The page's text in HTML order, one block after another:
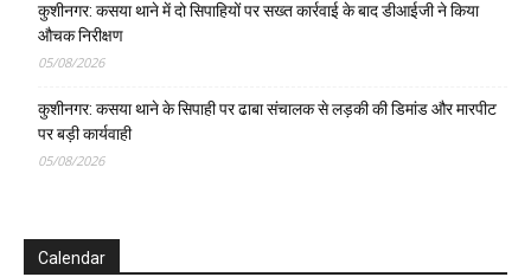
कुशीनगर: कसया थाने में दो सिपाहियों पर सख्त कार्रवाई के बाद डीआईजी ने किया
औचक निरीक्षण
05/08/2026
कुशीनगर: कसया थाने के सिपाही पर ढाबा संचालक से लड़की की डिमांड और मारपीट
पर बड़ी कार्यवाही
05/08/2026
Calendar